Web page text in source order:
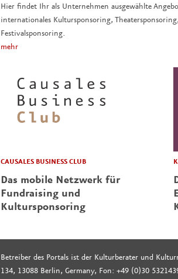
Hier findet Ihr als Unternehmen ausgewählte
internationales Kultursponsoring,
Festivalsponsoring.
mehr
CAUSALES BUSINESS CLUB
Das mobile Netzwerk für
Fundraising und
Kultursponsoring
Betreiber des Portals ist der Kulturberater und
134, 13088 Berlin, Germany, Fon: +49 (0)30